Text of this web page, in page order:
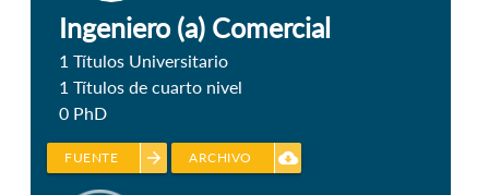
Ingeniero (a) Comercial
1 Títulos Universitario
1 Títulos de cuarto nivel
0 PhD
arrow_forward
FUENTE cloud_download
ARCHIVO